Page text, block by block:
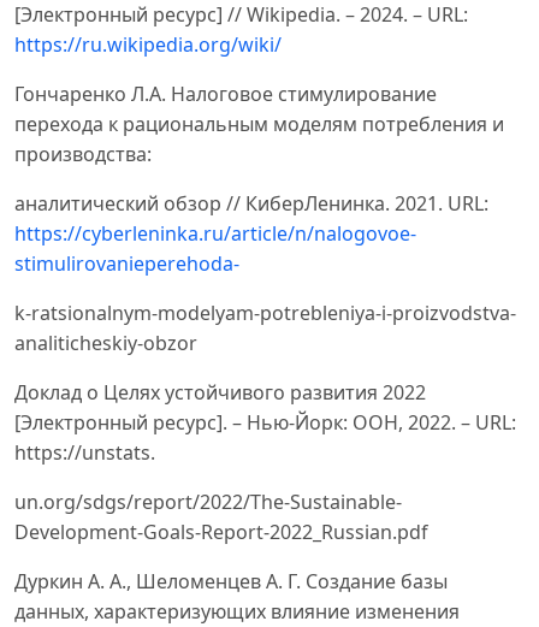
[Электронный ресурс] // Wikipedia. – 2024. – URL:
https://ru.wikipedia.org/wiki/
Гончаренко Л.А. Налоговое стимулирование
перехода к рациональным моделям потребления и
производства:
аналитический обзор // КиберЛенинка. 2021. URL:
https://cyberleninka.ru/article/n/nalogovoe-
stimulirovanieperehoda-
k-ratsionalnym-modelyam-potrebleniya-i-proizvodstva-
analiticheskiy-obzor
Доклад о Целях устойчивого развития 2022
[Электронный ресурс]. – Нью-Йорк: ООН, 2022. – URL:
https://unstats.
un.org/sdgs/report/2022/The-Sustainable-
Development-Goals-Report-2022_Russian.pdf
Дуркин А. А., Шеломенцев А. Г. Создание базы
данных, характеризующих влияние изменения